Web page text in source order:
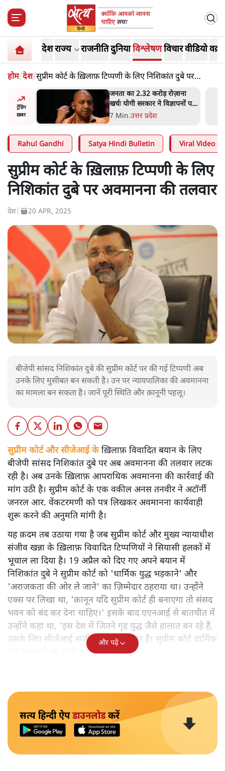
देशराज्य राजनीतिदुनियाविश्लेषणविचारवीडियो
होम/देश/सुप्रीम कोर्ट के ख़िलाफ़ टिप्पणी के लिए निशिकांत दुबे पर
अवमानना की तलवार
ट्रेंडिंग
ख़बर
पर
उलटबांसीः राष्ट्र के चरित्र की मरम्मत
जारी है
11 Min.व्यंग्य/उलटबाँसी
Rahul Gandhi Satya Hindi Bulletin Viral Video
सुप्रीम कोर्ट के ख़िलाफ़ टिप्पणी के लिए
निशिकांत दुबे पर अवमानना की तलवार
देश 20 APR, 2025
बीजेपी सांसद निशिकांत दुबे की सुप्रीम कोर्ट पर की गई टिप्पणी अब
उनके लिए मुसीबत बन सकती है। उन पर न्यायपालिका की अवमानना
का मामला बन सकता है। जानें पूरी स्थिति और क़ानूनी पहलू।
सुप्रीम कोर्ट और सीजेआई केख़िलाफ़ विवादित बयान के लिए
बीजेपी सांसद निशिकांत दुबे पर अब अवमानना की तलवार लटक
रही है। अब उनके ख़िलाफ़ आपराधिक अवमानना की कार्रवाई की
मांग उठी है। सुप्रीम कोर्ट के एक वकील अनस तनवीर ने अटॉर्नी
जनरल आर. वेंकटरमणी को पत्र लिखकर अवमानना कार्यवाही
शुरू करने की अनुमति मांगी है।
यह क़दम तब उठाया गया है जब सुप्रीम कोर्ट और मुख्य न्यायाधीश
संजीव खन्ना के ख़िलाफ़ विवादित टिप्पणियों ने सियासी हलकों में
भूचाल ला दिया है। 19 अप्रैल को दिए गए अपने बयान में
निशिकांत दुबे ने सुप्रीम कोर्ट को 'धार्मिक युद्ध भड़काने' और
'अराजकता की ओर ले जाने' का ज़िम्मेदार ठहराया था। उन्होंने
एक्स पर लिखा था, 'क़ानून यदि सुप्रीम कोर्ट ही बनाएगा तो संसद
भवन को बंद कर देना चाहिए।' इसके बाद एएनआई से बातचीत में
उन्होंने कहा था, 'इस देश में जितने गृह युद्ध जैसे हालात बन रहे हैं,
उसके लिए सीजेआई संजीव खन्ना जिम्मेदार हैं। सुप्रीम कोर्ट धार्मिक
युद्ध भड़काने का काम कर रहा है।'
और पढ़ें
सत्य हिन्दी ऐपडाउनलोडकरें